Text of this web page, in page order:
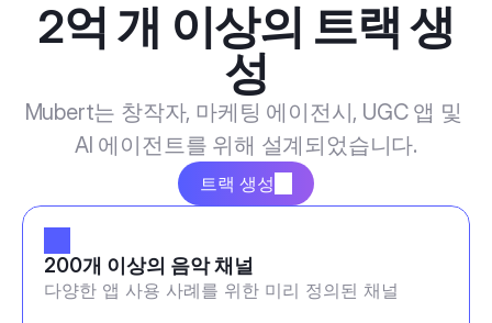
2억 개 이상의 트랙 생
성
Mubert는 창작자, 마케팅 에이전시, UGC 앱 및
AI 에이전트를 위해 설계되었습니다.
트랙 생성
200개 이상의 음악 채널
다양한 앱 사용 사례를 위한 미리 정의된 채널